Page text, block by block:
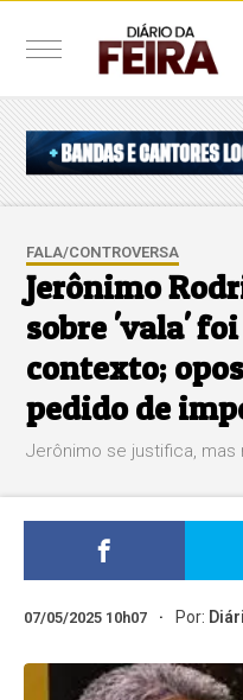
FALA/CONTROVERSA
Jerônimo
sobre 'vala'
contexto;
pedido de
Jerônimo se justifica,
07/05/2025 10h07 Por: